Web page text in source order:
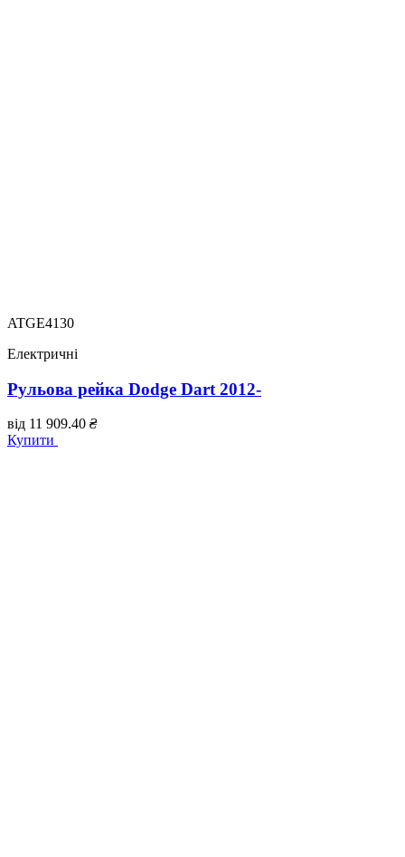
ATGE4130
Електричні
Рульова рейка Dodge Dart 2012-
від 11 909.40 ₴
Купити